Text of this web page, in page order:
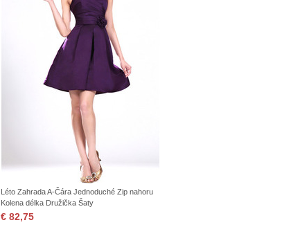
Léto Zahrada A-Čára Jednoduché Zip nahoru
Kolena délka Družička Šaty
€ 82,75